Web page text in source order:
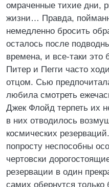
омраченные тихие дни,
жизни… Правда,
немедленно бросить
осталось после
времена, и все-таки это
Питер и Пегги часто
отцом. Сью
любила смотреть
Джек Флойд терпеть их
в них отводилось
космических
попросту неспособны
чертовски
резервации в один
самих обернутся